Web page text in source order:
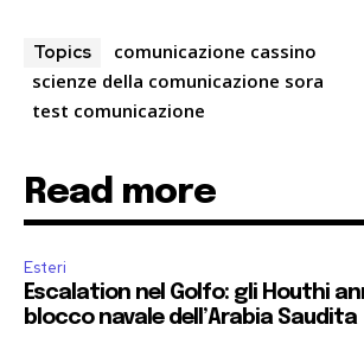
Topics
comunicazione cassino
scienze della comunicazione sora
test comunicazione
Read more
Esteri
Escalation nel Golfo: gli Houthi
blocco navale dell’Arabia Saudita